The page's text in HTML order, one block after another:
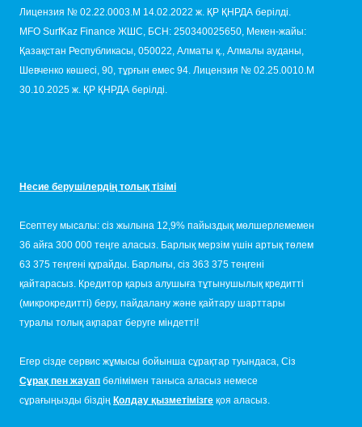
Лицензия № 02.22.0003.М 14.02.2022 ж. ҚР ҚНРДА берілді.
MFO SurfKaz Finance ЖШС, БСН: 250340025650, Мекен-жайы:
Қазақстан Республикасы, 050022, Алматы қ., Алмалы ауданы,
Шевченко көшесі, 90, тұрғын емес 94. Лицензия № 02.25.0010.М
30.10.2025 ж. ҚР ҚНРДА берілді.
Несие берушілердің толық тізімі
Есептеу мысалы: сіз жылына 12,9% пайыздық мөлшерлемемен
36 айға 300 000 теңге аласыз. Барлық мерзім үшін артық төлем
63 375 теңгені құрайды. Барлығы, сіз 363 375 теңгені
қайтарасыз. Кредитор қарыз алушыға тұтынушылық кредитті
(микрокредитті) беру, пайдалану және қайтару шарттары
туралы толық ақпарат беруге міндетті!
Егер сізде сервис жұмысы бойынша сұрақтар туындаса, Сіз
Сұрақ пен жауап бөлімімен таныса аласыз немесе
сұрағыңызды біздің Қолдау қызметімізге қоя аласыз.